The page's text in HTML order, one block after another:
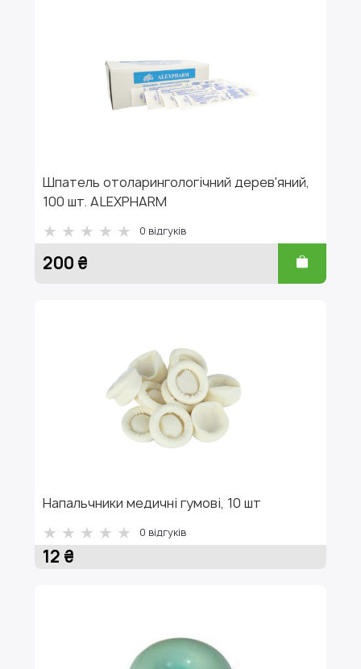
Шпатель отоларингологічний дерев'яний,
100 шт. ALEXPHARM
0 відгуків
200 ₴
Напальчники медичні гумові, 10 шт
0 відгуків
12 ₴